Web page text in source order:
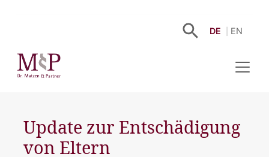
DE EN
Update zur Entschädigung
von Eltern